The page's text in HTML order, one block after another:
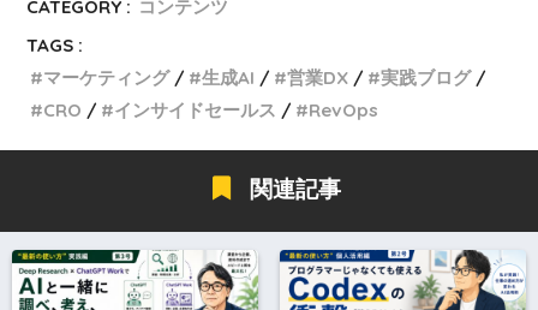
CATEGORY : コンテンツ
TAGS :
マーケティング
生成AI 営業DX
実践ブログ
CRO
インサイドセールス RevOps
関連記事